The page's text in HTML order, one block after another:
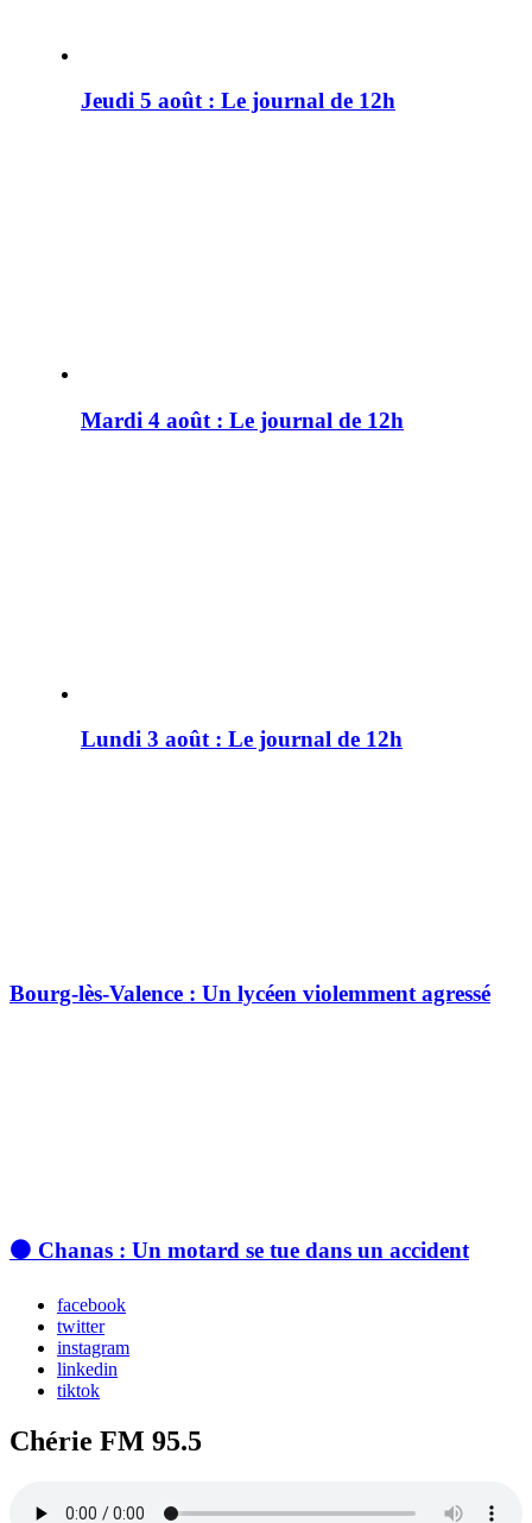
Jeudi 5 août : Le journal de 12h
Mardi 4 août : Le journal de 12h
Lundi 3 août : Le journal de 12h
Bourg-lès-Valence : Un lycéen violemment agressé
⚫ Chanas : Un motard se tue dans un accident
facebook
twitter
instagram
linkedin
tiktok
Chérie FM 95.5